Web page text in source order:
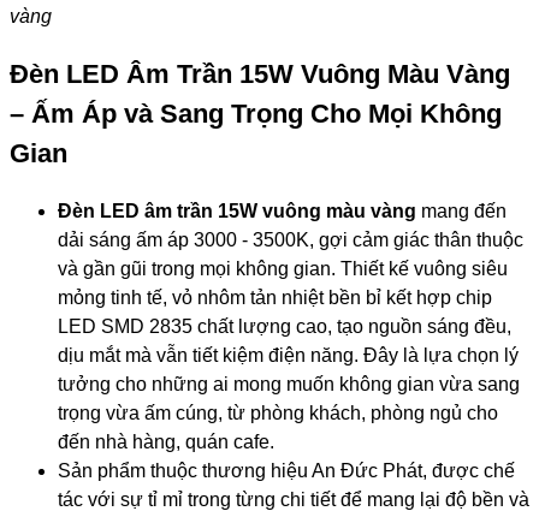
vàng
Đèn LED Âm Trần 15W Vuông Màu Vàng
– Ấm Áp và Sang Trọng Cho Mọi Không
Gian
Đèn LED âm trần 15W vuông màu vàng mang đến
dải sáng ấm áp 3000 - 3500K, gợi cảm giác thân thuộc
và gần gũi trong mọi không gian. Thiết kế vuông siêu
mỏng tinh tế, vỏ nhôm tản nhiệt bền bỉ kết hợp chip
LED SMD 2835 chất lượng cao, tạo nguồn sáng đều,
dịu mắt mà vẫn tiết kiệm điện năng. Đây là lựa chọn lý
tưởng cho những ai mong muốn không gian vừa sang
trọng vừa ấm cúng, từ phòng khách, phòng ngủ cho
đến nhà hàng, quán cafe.
Sản phẩm thuộc thương hiệu An Đức Phát, được chế
tác với sự tỉ mỉ trong từng chi tiết để mang lại độ bền và